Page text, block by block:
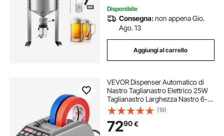
Disponibile
Consegna:non appena Gio.
Ago. 13
Aggiungi al carrello
VEVOR Dispenser Automatico di
Nastro Taglianastro Elettrico 25W
Taglianastro Larghezza Nastro 6-
60mm Lunghezza Nastro 5-
999mm per Industrie, Uffici, Case,
Negozi
(19)
7290€